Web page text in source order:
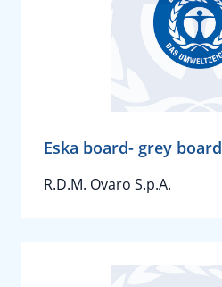
Eska board- grey board
R.D.M. Ovaro S.p.A.